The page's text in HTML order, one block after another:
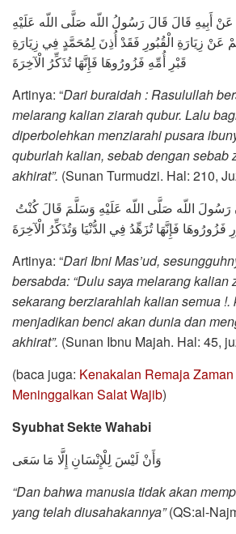
أَبِيهِ قَالَ قَالَ رَسُولُ اللّه صَلَّى اللّه عَلَيْهِ
عَنْ زِيَارَةِ الْقُبُورِ فَقَدْ أُذِنَ لِمُحَمَّدٍ فِي زِيَارَةِ
قَبْرِ أُمِّهِ فَزُورُوهَا فَإِنَّهَا تُذَكِّرُ الْآخِرَةَ
Artinya: “Dari buraidah : Rasulullah
melarang kalian ziarah qubur. Lalu
diperbolehkan menziarahi pusara
quburlah kalian, sebab dengan sebab
akhirat”. (Sunan Turmudzi. Hal: 210,
فَزُورُوهَا فَإِنَّهَا تُزَهِّدُ فِي الدُّنْيَا وَتُذَكِّرُ الْآخِرَةَ
Artinya: “Dari Ibni Mas’ud,
bersabda: “Dulu saya melarang kalian
sekarang berziarahlah kalian semua !.
menjadikan benci akan dunia dan
akhirat”. (Sunan Ibnu Majah. Hal: 45,
(baca juga: Kenakalan Remaja
Meninggalkan Salat Wajib)
Syubhat Sekte Wahabi
وَأَنْ لَيْسَ لِلْإِنْسَانِ إِلَّا مَا سَعَى
“Dan bahwa manusia tidak akan
yang telah diusahakannya”(QS:al-